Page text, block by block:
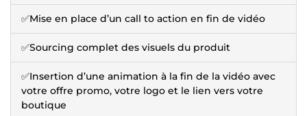
✅Mise en place d’un call to action en fin de vidéo
✅Sourcing complet des visuels du produit
✅Insertion d’une animation à la fin de la vidéo avec
votre offre promo, votre logo et le lien vers votre
boutique